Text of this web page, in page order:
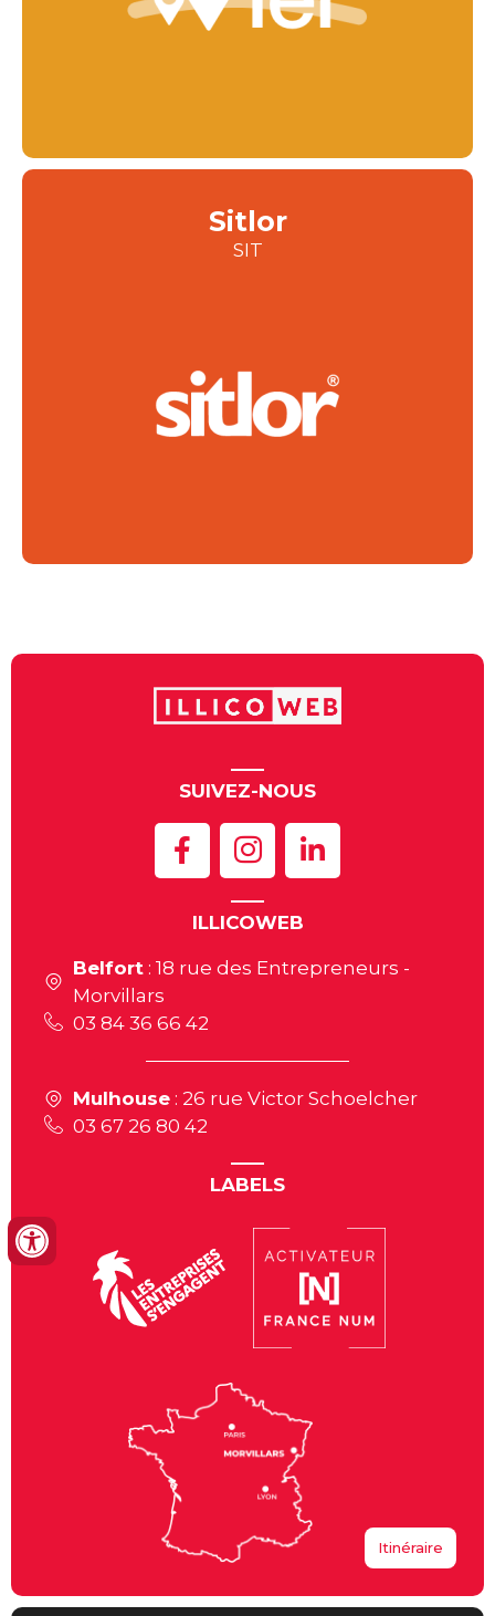
Sitlor
SIT
SUIVEZ-NOUS
ILLICOWEB
Belfort : 18 rue des Entrepreneurs -
Morvillars
03 84 36 66 42
Mulhouse : 26 rue Victor Schoelcher
03 67 26 80 42
LABELS
Itinéraire